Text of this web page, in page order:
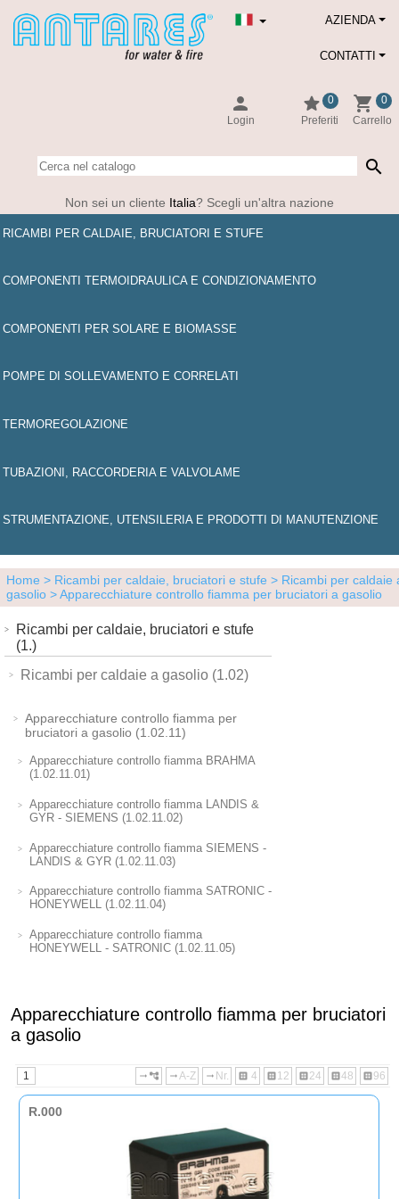
AZIENDA
person
Login
star
0
Preferiti
shopping_cart
0
Carrello
CONTATTI
search
Non sei un cliente Italia? Scegli un'altra nazione
RICAMBI PER CALDAIE, BRUCIATORI E STUFE
COMPONENTI TERMOIDRAULICA E CONDIZIONAMENTO
COMPONENTI PER SOLARE E BIOMASSE
POMPE DI SOLLEVAMENTO E CORRELATI
TERMOREGOLAZIONE
TUBAZIONI, RACCORDERIA E VALVOLAME
STRUMENTAZIONE, UTENSILERIA E PRODOTTI DI MANUTENZIONE
Home > Ricambi per caldaie, bruciatori e stufe > Ricambi per caldaie
gasolio > Apparecchiature controllo fiamma per bruciatori a gasolio
Ricambi per caldaie, bruciatori e stufe
(1.)
Ricambi per caldaie a gasolio (1.02)
Apparecchiature controllo fiamma per
bruciatori a gasolio (1.02.11)
Apparecchiature controllo fiamma BRAHMA
(1.02.11.01)
Apparecchiature controllo fiamma LANDIS &
GYR - SIEMENS (1.02.11.02)
Apparecchiature controllo fiamma SIEMENS -
LANDIS & GYR (1.02.11.03)
Apparecchiature controllo fiamma SATRONIC -
HONEYWELL (1.02.11.04)
Apparecchiature controllo fiamma
HONEYWELL - SATRONIC (1.02.11.05)
Apparecchiature controllo fiamma per bruciatori
a gasolio
1 dataset96
dataset48
dataset24
dataset12
dataset 4
arrow_right_alt Nr.
arrow_right_altA-Z
arrow_right_alt account_tree
R.000